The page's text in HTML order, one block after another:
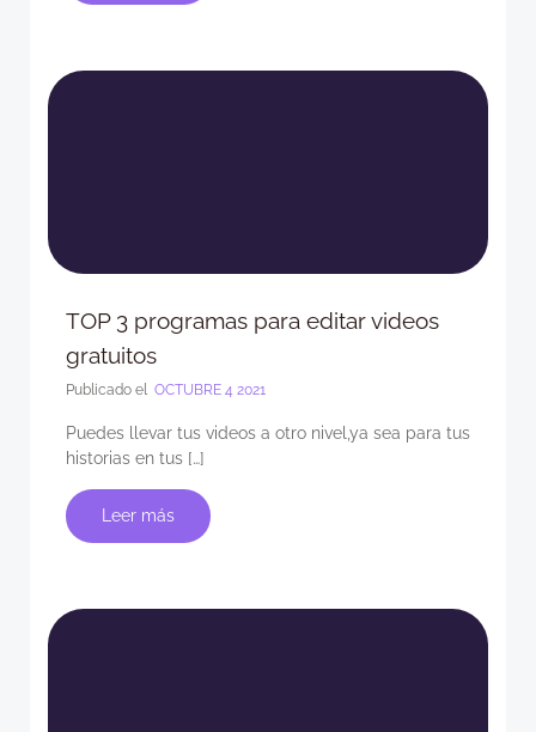
TOP 3 programas para editar videos
gratuitos
Publicado el OCTUBRE 4 2021
Puedes llevar tus videos a otro nivel,ya sea para tus
historias en tus […]
Leer más